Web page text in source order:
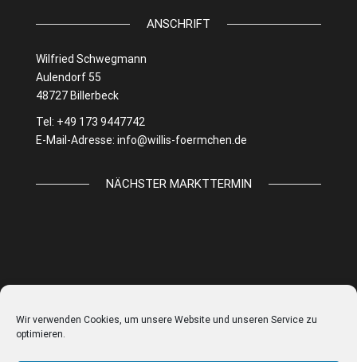
Wir verwenden Cookies, um unsere Website und unseren Service zu
optimieren.
ANSCHRIFT
Wilfried Schwegmann
Aulendorf 55
48727 Billerbeck
Tel: +49 173 9447742
E-Mail-Adresse: info@willis-foermchen.de
NÄCHSTER MARKTTERMIN